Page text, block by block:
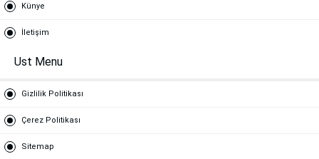
Künye
İletişim
Ust Menu
Gizlilik Politikası
Çerez Politikası
Sitemap